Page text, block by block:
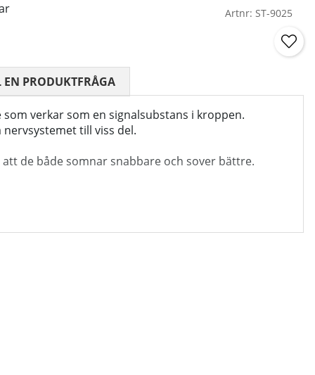
Artnr: ST-9025
verkar som en signalsubstans i kroppen.
till viss del.
de både somnar snabbare och sover bättre.
0 AV 5 ANTAL BETYG 0
EN PRODUKTFRÅGA